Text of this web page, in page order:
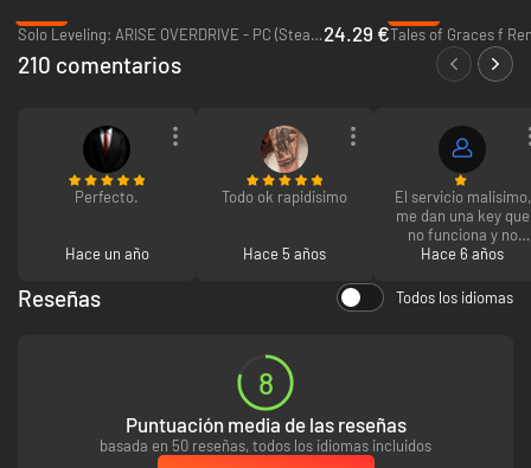
Regalo exclusivo para Steam
¡Disfruta del kabuto Dharmachakra, un casco exclusivo para la versión de
Nioh en Steam! Para hacerte con él, selecciona «Ventajas» en un
Solo Leveling: ARISE OVERDRIVE - PC (Steam)24.29 €Tales of Graces f
210 comentarios
Perfecto.
Hace un año
Todo ok rapidisimo
Hace 5 años
El servicio malisimo,
me dan una key que
no funciona y no
reembolsan el
solucion que me dan
Hace 6 años
Reseñas Todos los idiomas
8
Puntuación media de las reseñas
basada en 50 reseñas, todos los idiomas incluidos